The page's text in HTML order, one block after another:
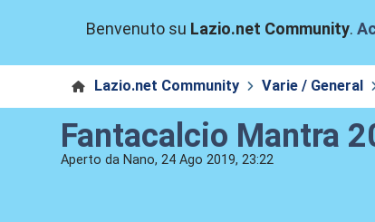
Benvenuto su Lazio.net Community.
Lazio.net Community Varie / General
Fantacalcio Mantra
Aperto da Nano, 24 Ago 2019, 23:22